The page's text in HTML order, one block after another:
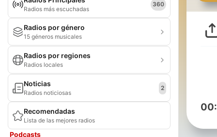
Radios más escuchadas
360
Radios por género
15 géneros musicales
Radios por regiones
Radios locales
Noticias
Radios noticiosas
2
Recomendadas
Lista de las mejores radios
Podcasts